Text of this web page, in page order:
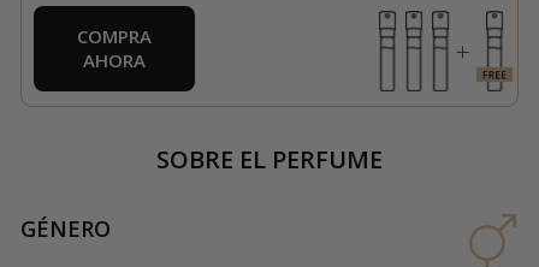
COMPRA
AHORA
SOBRE EL PERFUME
GÉNERO